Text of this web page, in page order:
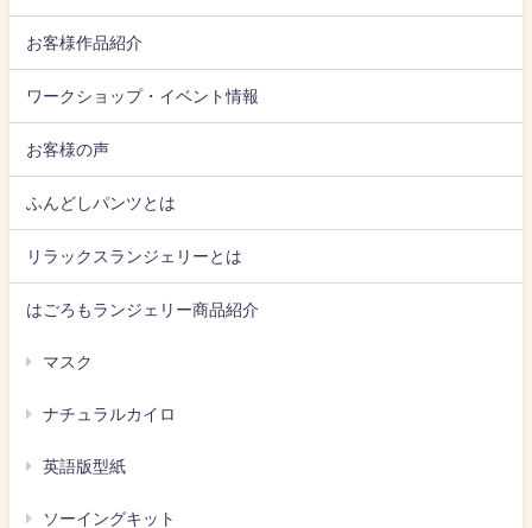
お客様作品紹介
ワークショップ・イベント情報
お客様の声
ふんどしパンツとは
リラックスランジェリーとは
はごろもランジェリー商品紹介
マスク
ナチュラルカイロ
英語版型紙
ソーイングキット